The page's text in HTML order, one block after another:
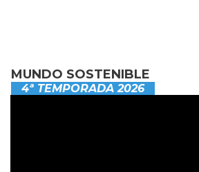
MUNDO SOSTENIBLE
4ª TEMPORADA 2026